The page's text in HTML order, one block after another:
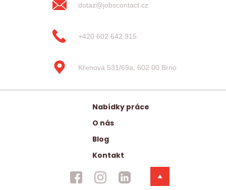
dotaz@jobscontact.cz
+420 602 642 915
Křenová 531/69a, 602 00 Brno
Nabídky práce
O nás
Blog
Kontakt